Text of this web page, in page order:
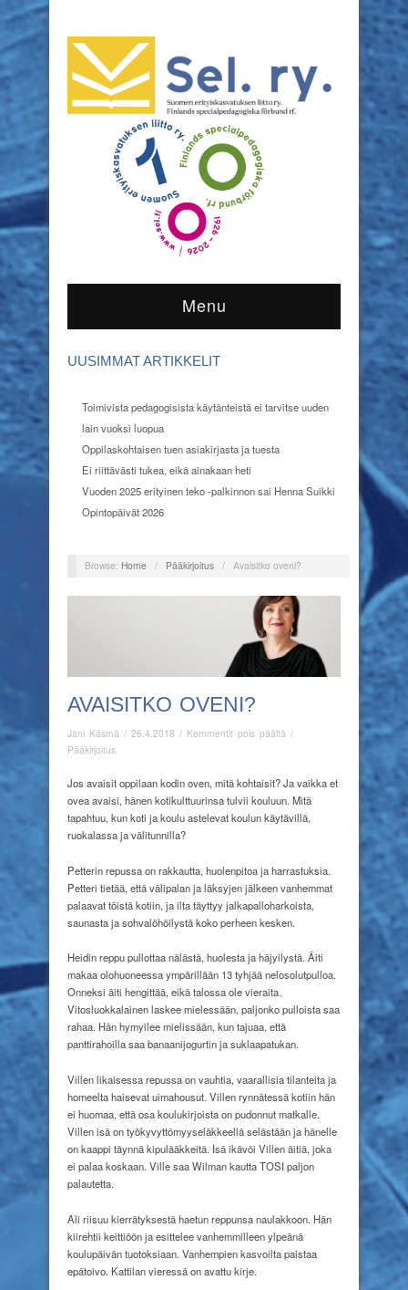
Menu
UUSIMMAT ARTIKKELIT
Toimivista pedagogisista käytänteistä ei tarvitse uuden
lain vuoksi luopua
Oppilaskohtaisen tuen asiakirjasta ja tuesta
Ei riittävästi tukea, eikä ainakaan heti
Vuoden 2025 erityinen teko -palkinnon sai Henna Suikki
Opintopäivät 2026
Browse: Home / Pääkirjoitus / Avaisitko oveni?
AVAISITKO OVENI?
Jani Käsmä / 26.4.2018 / Kommentit pois päältä artikkelissa
/
Pääkirjoitus
Jos avaisit oppilaan kodin oven, mitä kohtaisit? Ja vaikka et
ovea avaisi, hänen kotikulttuurinsa tulvii kouluun. Mitä
tapahtuu, kun koti ja koulu astelevat koulun käytävillä,
ruokalassa ja välitunnilla?
Petterin repussa on rakkautta, huolenpitoa ja harrastuksia.
Petteri tietää, että välipalan ja läksyjen jälkeen vanhemmat
palaavat töistä kotiin, ja ilta täyttyy jalkapalloharkoista,
saunasta ja sohvalöhöilystä koko perheen kesken.
Heidin reppu pullottaa nälästä, huolesta ja häjyilystä. Äiti
makaa olohuoneessa ympärillään 13 tyhjää nelosolutpulloa.
Onneksi äiti hengittää, eikä talossa ole vieraita.
Vitosluokkalainen laskee mielessään, paljonko pulloista saa
rahaa. Hän hymyilee mielissään, kun tajuaa, että
panttirahoilla saa banaanijogurtin ja suklaapatukan.
Villen likaisessa repussa on vauhtia, vaarallisia tilanteita ja
homeelta haisevat uimahousut. Villen rynnätessä kotiin hän
ei huomaa, että osa koulukirjoista on pudonnut matkalle.
Villen isä on työkyvyttömyyseläkkeellä selästään ja hänelle
on kaappi täynnä kipulääkkeitä. Isä ikävöi Villen äitiä, joka
ei palaa koskaan. Ville saa Wilman kautta TOSI paljon
palautetta.
Ali riisuu kierrätyksestä haetun reppunsa naulakkoon. Hän
kiirehtii keittiöön ja esittelee vanhemmilleen ylpeänä
koulupäivän tuotoksiaan. Vanhempien kasvoilta paistaa
epätoivo. Kattilan vieressä on avattu kirje.